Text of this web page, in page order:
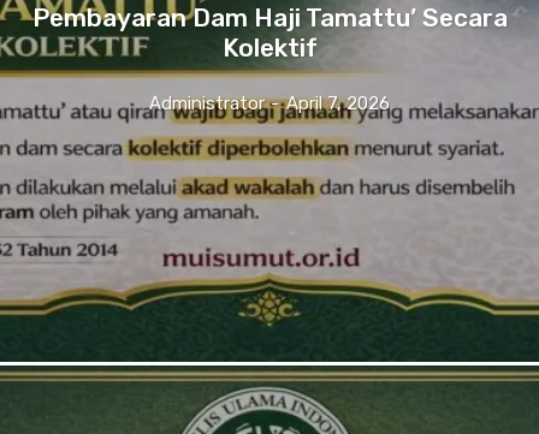
Pembayaran Dam Haji Tamattu’ Secara
Kolektif
Administrator - April 7, 2026